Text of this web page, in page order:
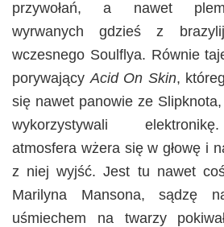
przywołań, a nawet
wyrwanych gdzieś z
wczesnego Soulflya. Równie
porywającyAcid On Skin,
się nawet panowie ze
wykorzystywali
atmosfera wżera się w głowę i
z niej wyjść. Jest tu nawet
Marilyna Mansona,
uśmiechem na twarzy